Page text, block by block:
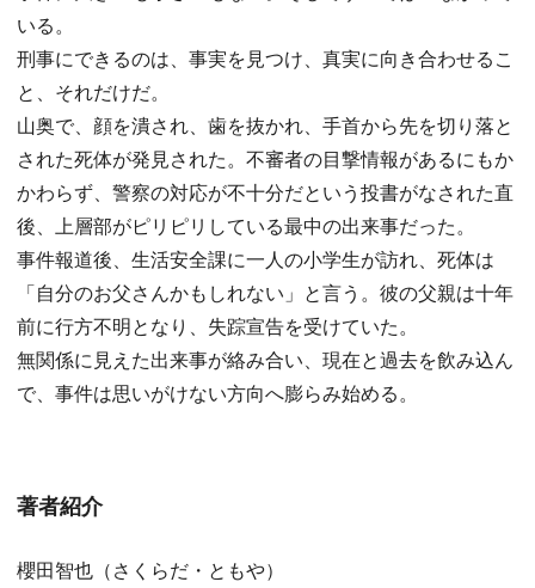
いる。
刑事にできるのは、事実を見つけ、真実に向き合わせるこ
と、それだけだ。
山奥で、顔を潰され、歯を抜かれ、手首から先を切り落と
された死体が発見された。不審者の目撃情報があるにもか
かわらず、警察の対応が不十分だという投書がなされた直
後、上層部がピリピリしている最中の出来事だった。
事件報道後、生活安全課に一人の小学生が訪れ、死体は
「自分のお父さんかもしれない」と言う。彼の父親は十年
前に行方不明となり、失踪宣告を受けていた。
無関係に見えた出来事が絡み合い、現在と過去を飲み込ん
で、事件は思いがけない方向へ膨らみ始める。
著者紹介
櫻田智也（さくらだ・ともや）